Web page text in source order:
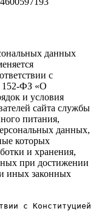
данных
с
152-ФЗ «О
и условия
сайта службы
питания,
данных,
которых
и хранения,
при достижении
иных законных
с Конституцией